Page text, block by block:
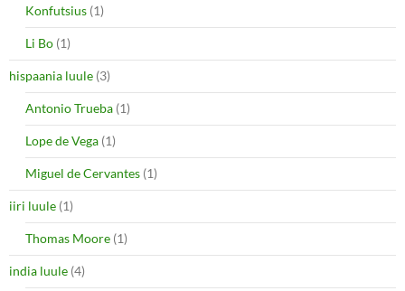
Konfutsius (1)
Li Bo (1)
hispaania luule (3)
Antonio Trueba (1)
Lope de Vega (1)
Miguel de Cervantes (1)
iiri luule (1)
Thomas Moore (1)
india luule (4)